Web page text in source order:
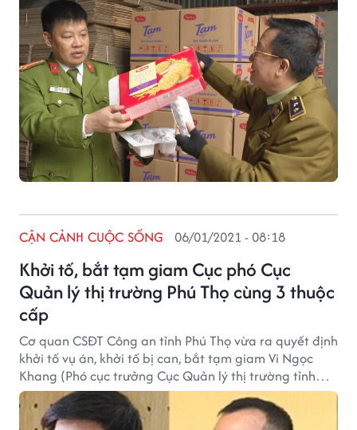
Khởi tố, bắt tạm giam Cục phó Cục
Quản lý thị trường Phú Thọ cùng 3 thuộc
cấp
CẬN CẢNH CUỘC SỐNG 06/01/2021 - 08:18
Cơ quan CSĐT Công an tỉnh Phú Thọ vừa ra quyết định
khởi tố vụ án, khởi tố bị can, bắt tạm giam Vi Ngọc
Khang (Phó cục trưởng Cục Quản lý thị trường tỉnh
Phú Thọ) cùng 3 đối tượng để điều tra về tội "Lợi dụng
chức vụ quyền hạn trong khi thi hành công vụ".